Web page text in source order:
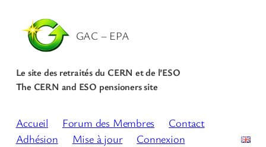
GAC – EPA
Le site des retraités du CERN et de l’ESO
The CERN and ESO pensioners site
Accueil Forum des Membres
Contact
Adhésion
Mise à jour
Connexion